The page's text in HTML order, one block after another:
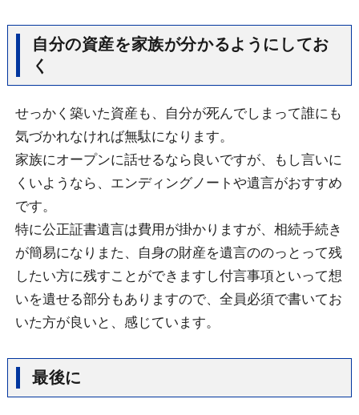
自分の資産を家族が分かるようにしてお
く
せっかく築いた資産も、自分が死んでしまって誰にも
気づかれなければ無駄になります。
家族にオープンに話せるなら良いですが、もし言いに
くいようなら、エンディングノートや遺言がおすすめ
です。
特に公正証書遺言は費用が掛かりますが、相続手続き
が簡易になりまた、自身の財産を遺言ののっとって残
したい方に残すことができますし付言事項といって想
いを遺せる部分もありますので、全員必須で書いてお
いた方が良いと、感じています。
最後に